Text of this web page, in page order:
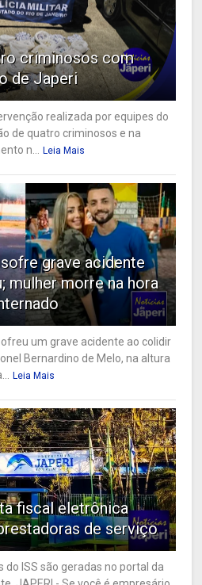
criminosos com
de Japeri
realizada por equipes do
de quatro criminosos e na
n...
Leia Mais
grave acidente
mulher morre na hora
um grave acidente ao colidir
Bernardino de Melo, na altura
Leia Mais
fiscal eletrônica
de serviço
do ISS são geradas no portal da